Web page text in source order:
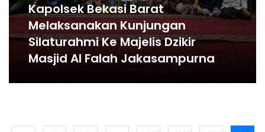
Kapolsek Bekasi Barat
Melaksanakan Kunjungan
Silaturahmi Ke Majelis Dzikir
Masjid Al Falah Jakasampurna